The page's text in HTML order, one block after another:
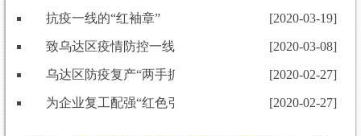
抗疫一线的“红袖章” [2020-03-19]
致乌达区疫情防控一线的全体党员及家属一封感谢信
[2020-03-08]
乌达区防疫复产“两手抓” [2020-02-27]
为企业复工配强“红色引擎” [2020-02-27]